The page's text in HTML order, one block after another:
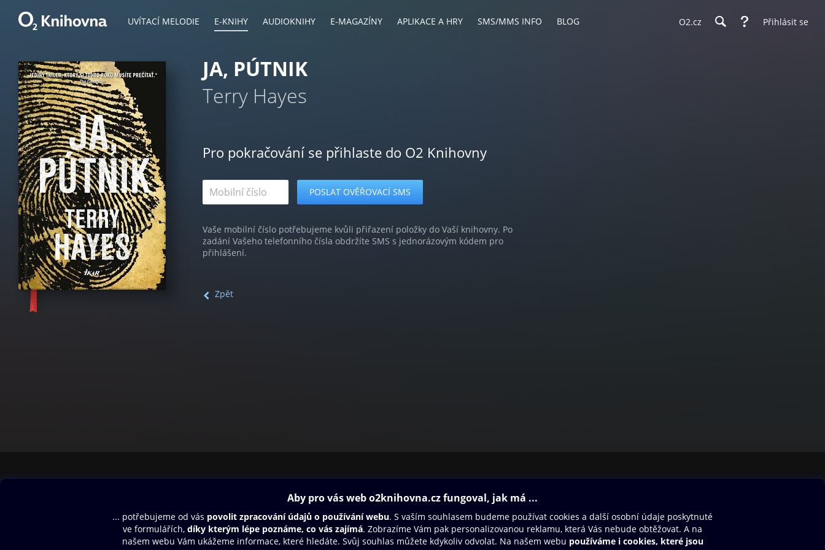
UVÍTACÍ MELODIE E-KNIHY AUDIOKNIHY E-MAGAZÍNY APLIKACE A HRY SMS/MMS INFO BLOG O2.cz Přihlásit se
JA, PÚTNIK
Terry Hayes
Pro pokračování se přihlaste do O2 Knihovny
Vaše mobilní číslo potřebujeme kvůli přiřazení položky do Vaší knihovny. Po
zadání Vašeho telefonního čísla obdržíte SMS s jednorázovým kódem pro
přihlášení.
Zpět
Aplikace a hry
SMS/MMS Info
Blog
Dárkový poukaz
Nápověda
Oneplay Originály
Sport